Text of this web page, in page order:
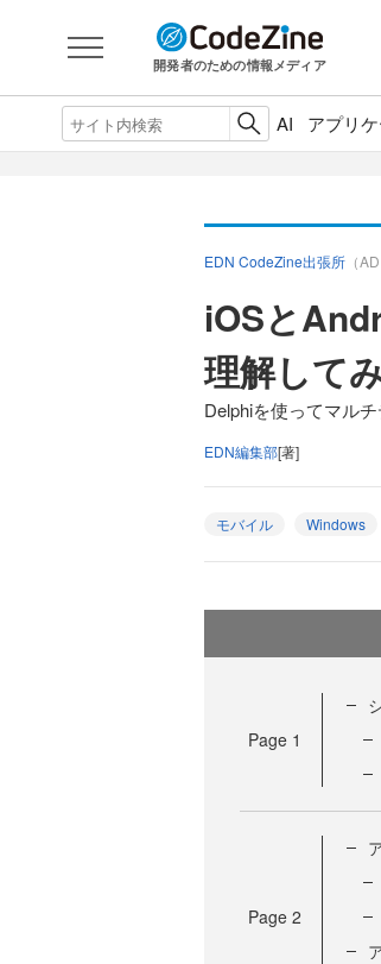
開発者のための情報メディア
AI アプリ
EDN CodeZine出張所 （AD
iOSと
理解して
Delphiを使ってマル
EDN編集部[著]
モバイル Windows
Page 1
Page 2